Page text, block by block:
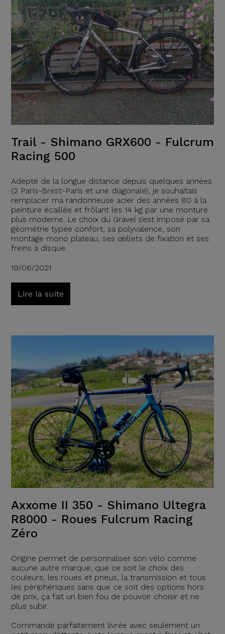
Trail - Shimano GRX600 - Fulcrum
Racing 500
Adepte de la longue distance depuis quelques années
(2 Paris-Brest-Paris et une diagonale), je souhaitais
remplacer ma randonneuse acier des années 80 à la
peinture écaillée et frôlant les 14 kg par une monture
plus moderne. Le choix du Gravel s’est imposé par sa
géométrie typée confort, sa polyvalence, son
montage mono plateau, ses œillets de fixation et ses
freins à disque.
19/06/2021
Lire la suite
Axxome II 350 - Shimano Ultegra
R8000 - Roues Fulcrum Racing
Zéro
Origine permet de personnaliser son vélo comme
aucune autre marque, que ce soit le choix des
couleurs, les roues et pneus, la transmission et tous
les périphériques sans que ce soit des options hors
de prix, ça fait un bien fou de pouvoir choisir et ne
plus subir.
Commande parfaitement livrée avec seulement un